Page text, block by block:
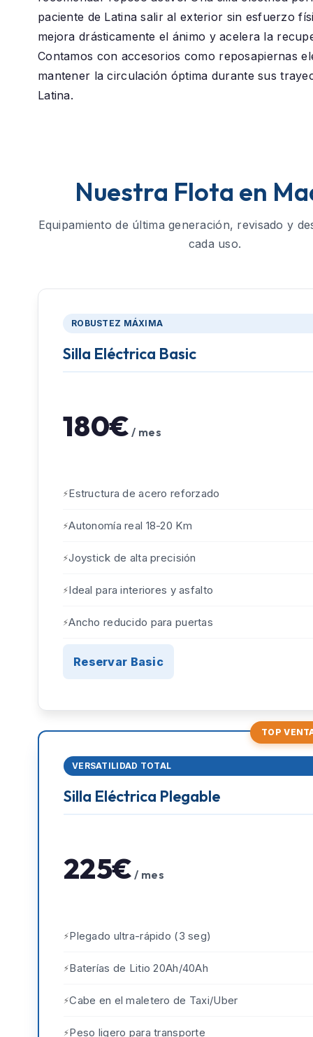
paciente de Latina salir al exterior sin esfuerzo
mejora drásticamente el ánimo y acelera la
Contamos con accesorios como reposapiernas
mantener la circulación óptima durante sus
Latina.
Nuestra Flota en
Equipamiento de última generación, revisado y
cada uso.
ROBUSTEZ MÁXIMA
Silla Eléctrica Basic
180€ / mes
Estructura de acero reforzado
Autonomía real 18-20 Km
Joystick de alta precisión
Ideal para interiores y asfalto
Ancho reducido para puertas
Reservar Basic
TOP
VERSATILIDAD TOTAL
Silla Eléctrica Plegable
225€ / mes
Plegado ultra-rápido (3 seg)
Baterías de Litio 20Ah/40Ah
Cabe en el maletero de Taxi/Uber
Peso ligero para transporte